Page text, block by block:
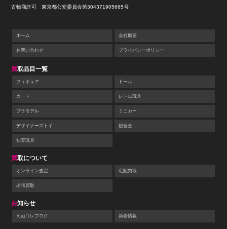
古物商許可 東京都公安委員会第304371905665号
ホーム 会社概要
お問い合わせ プライバシーポリシー
買取品目一覧
フィギュア ドール
カード レトロ玩具
プラモデル ミニカー
デザイナーズトイ 超合金
知育玩具
買取について
オンライン査定 宅配買取
出張買取
お知らせ
えぬコレブログ 新着情報